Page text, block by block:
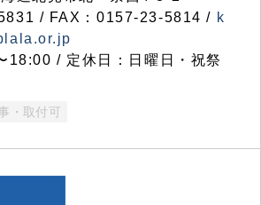
/ FAX：0157-23-5814 / k
18:00 / 定休日：日曜日・祝祭
・取付可